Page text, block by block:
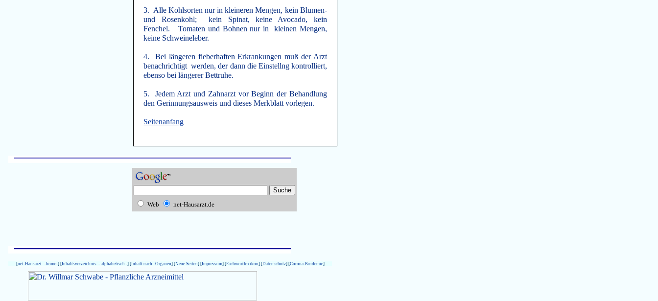
3. Alle Kohlsorten nur in kleineren Mengen, kein Blumen-
und Rosenkohl; kein Spinat, keine Avocado, kein
Fenchel. Tomaten und Bohnen nur in kleinen Mengen,
keine Schweineleber.
4. Bei längeren fieberhaften Erkrankungen muß der Arzt
benachrichtigt werden, der dann die Einstellng kontrolliert,
ebenso bei längerer Bettruhe.
5. Jedem Arzt und Zahnarzt vor Beginn der Behandlung
den Gerinnungsausweis und dieses Merkblatt vorlegen.
Seitenanfang
Web net-Hausarzt.de
[net-Hausarzt -home-] [Inhaltsverzeichnis - alphabetisch -] [Inhalt nach Organen] [Neue Seiten] [Impressum] [Fachwortlexikon] [Datenschutz] [Corona-Pandemie]